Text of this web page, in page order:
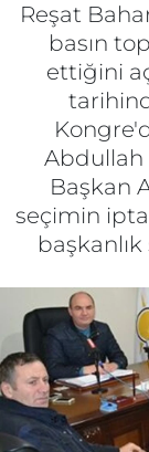
Reşat
basın
ettiğini
Abdullah
Başkan
seçimin
Spor
Gizlilik
İletişim
Künye
Topluluk
Yayın
Haber